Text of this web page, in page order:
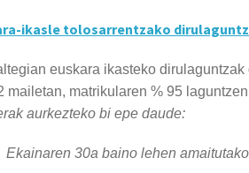
ikasle tolosarrentzako
euskara ikasteko
mailetan, matrikularen % 95
aurkezteko bi epe daude:
Ekainaren 30a baino lehen